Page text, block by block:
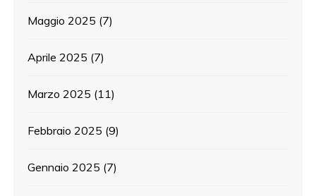
Maggio 2025 (7)
Aprile 2025 (7)
Marzo 2025 (11)
Febbraio 2025 (9)
Gennaio 2025 (7)